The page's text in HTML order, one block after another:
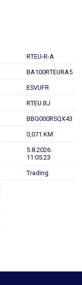
RTEU-R-A
BA100RTEURA5
ESVUFR
RTEU.BJ
BBG000RSQX43
0,071 KM
5.8.2026.
11:05:23
Trading